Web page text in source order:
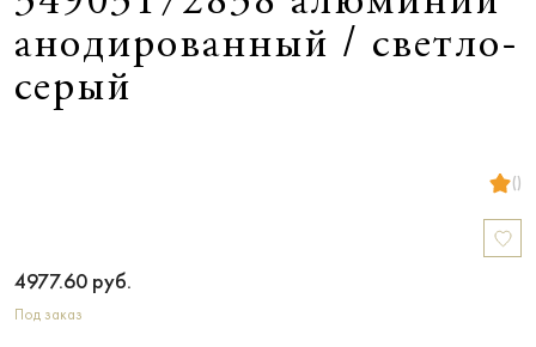
анодированный / светло-
серый
()
4977.60 руб.
Под заказ